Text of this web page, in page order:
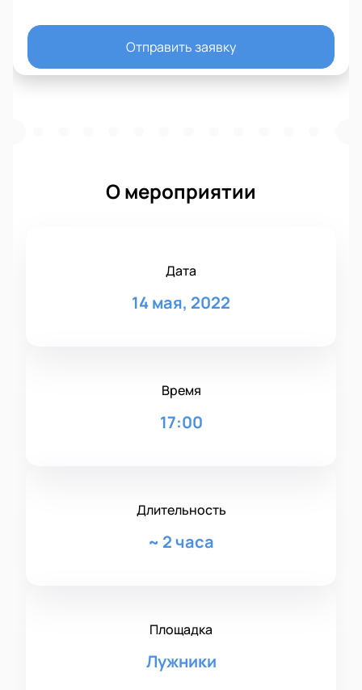
Отправить заявку
О мероприятии
Дата
14 мая, 2022
Время
17:00
Длительность
~ 2 часа
Площадка
Лужники